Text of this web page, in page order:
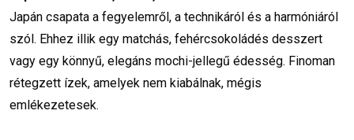
Japán csapata a fegyelemről, a technikáról és a harmóniáról
szól. Ehhez illik egy matchás, fehércsokoládés desszert
vagy egy könnyű, elegáns mochi-jellegű édesség. Finoman
rétegzett ízek, amelyek nem kiabálnak, mégis
emlékezetesek.